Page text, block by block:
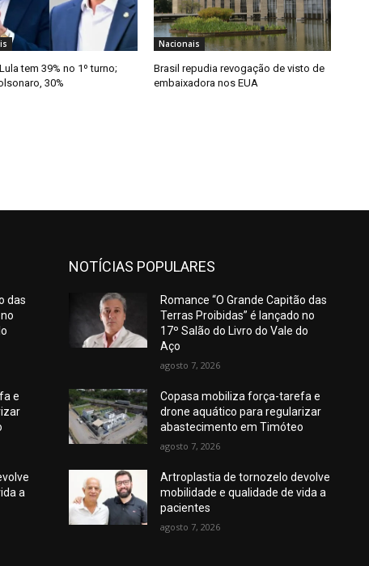
tem 39% no 1º turno;
30%
Nacionais
Brasil repudia revogação de visto de
embaixadora nos EUA
das
e
a
NOTÍCIAS POPULARES
Romance “O Grande Capitão das
Terras Proibidas” é lançado no
17º Salão do Livro do Vale do
Aço
agosto 7, 2026
Copasa mobiliza força-tarefa e
drone aquático para regularizar
abastecimento em Timóteo
agosto 7, 2026
Artroplastia de tornozelo devolve
mobilidade e qualidade de vida a
pacientes
agosto 7, 2026